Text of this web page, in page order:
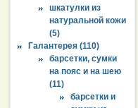
шкатулки из
натуральной кожи
(5)
Галантерея (110)
барсетки, сумки
на пояс и на шею
(11)
барсетки и